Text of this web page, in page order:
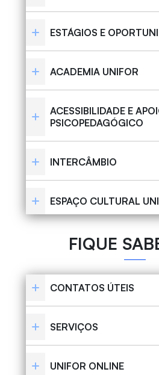
ESTÁGIOS E
ACADEMIA UNIFOR
ACESSIBILIDADE E
PSICOPEDAGÓGICO
INTERCÂMBIO
ESPAÇO CULTURAL
FIQUE
CONTATOS ÚTEIS
SERVIÇOS
UNIFOR ONLINE